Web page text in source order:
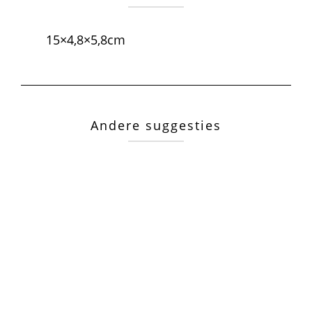
15×4,8×5,8cm
Andere suggesties